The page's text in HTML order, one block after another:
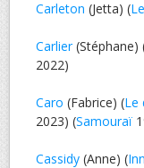
Carleton (Jetta) (
Carlier(Stéphane)
2022)
Caro (Fabrice) (Le
2023) (Samouraï
Cassidy (Anne) (